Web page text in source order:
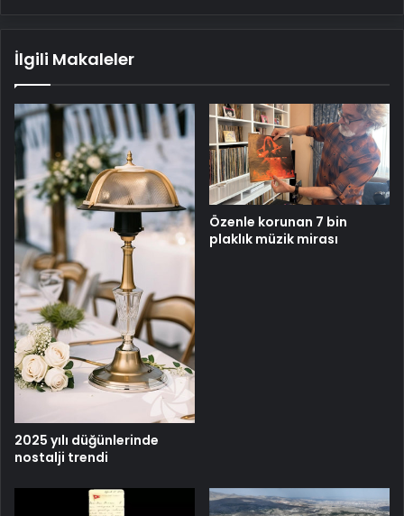
İlgili Makaleler
2025 yılı düğünlerinde
nostalji trendi
Özenle korunan 7 bin
plaklık müzik mirası